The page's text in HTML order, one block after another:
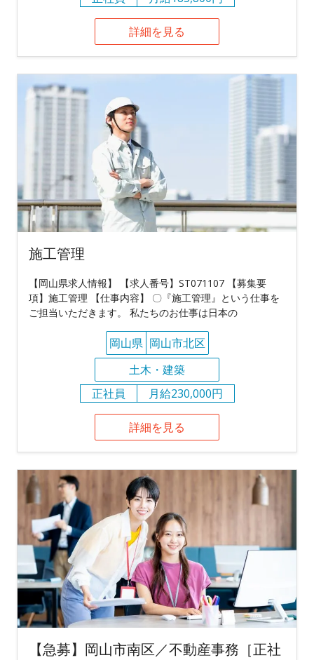
詳細を見る
施工管理
【岡山県求人情報】 【求人番号】ST071107 【募集要
項】施工管理 【仕事内容】 〇『施工管理』という仕事を
ご担当いただきます。 私たちのお仕事は日本の
岡山県 岡山市北区
土木・建築
正社員
月給230,000円
詳細を見る
【急募】岡山市南区／不動産事務［正社